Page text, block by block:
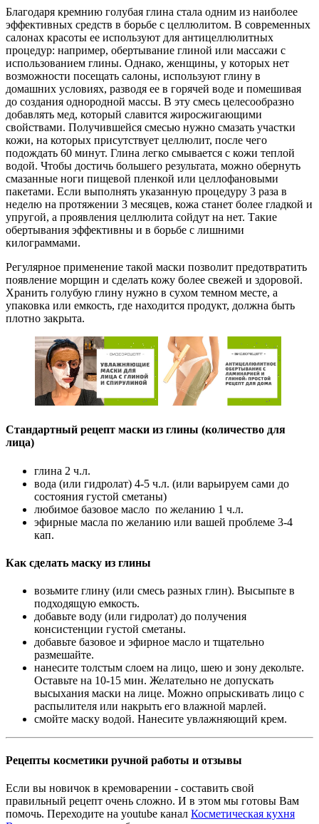
Благодаря кремнию голубая глина стала одним из наиболее
эффективных средств в борьбе с целлюлитом. В современных
салонах красоты ее используют для антицеллюлитных
процедур: например, обертывание глиной или массажи с
использованием глины. Однако, женщины, у которых нет
возможности посещать салоны, используют глину в
домашних условиях, разводя ее в горячей воде и помешивая
до создания однородной массы. В эту смесь целесообразно
добавлять мед, который славится жиросжигающими
свойствами. Получившейся смесью нужно смазать участки
кожи, на которых присутствует целлюлит, после чего
подождать 60 минут. Глина легко смывается с кожи теплой
водой. Чтобы достичь большего результата, можно обернуть
смазанные ноги пищевой пленкой или целлофановыми
пакетами. Если выполнять указанную процедуру 3 раза в
неделю на протяжении 3 месяцев, кожа станет более гладкой и
упругой, а проявления целлюлита сойдут на нет. Такие
обертывания эффективны и в борьбе с лишними
килограммами.
Регулярное применение такой маски позволит предотвратить
появление морщин и сделать кожу более свежей и здоровой.
Хранить голубую глину нужно в сухом темном месте, а
упаковка или емкость, где находится продукт, должна быть
плотно закрыта.
Стандартный рецепт маски из глины (количество для
лица)
глина 2 ч.л.
вода (или гидролат) 4-5 ч.л. (или варьируем сами до
состояния густой сметаны)
любимое базовое масло по желанию 1 ч.л.
эфирные масла по желанию или вашей проблеме 3-4
кап.
Как сделать маску из глины
возьмите глину (или смесь разных глин). Высыпьте в
подходящую емкость.
добавьте воду (или гидролат) до получения
консистенции густой сметаны.
добавьте базовое и эфирное масло и тщательно
размешайте.
нанесите толстым слоем на лицо, шею и зону декольте.
Оставьте на 10-15 мин. Желательно не допускать
высыхания маски на лице. Можно опрыскивать лицо с
распылителя или накрыть его влажной марлей.
смойте маску водой. Нанесите увлажняющий крем.
Рецепты косметики ручной работы и отзывы
Если вы новичок в кремоварении - составить свой
правильный рецепт очень сложно. И в этом мы готовы Вам
помочь. Переходите на youtube канал Косметическая кухня